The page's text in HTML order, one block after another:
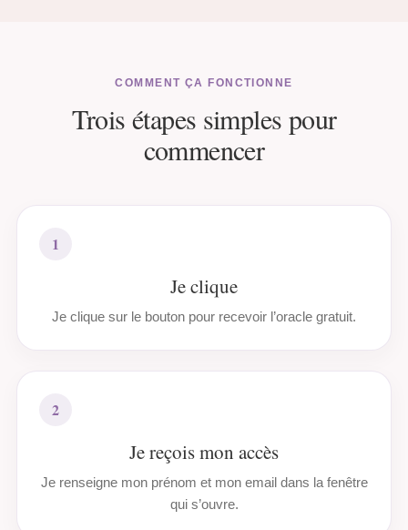
COMMENT ÇA FONCTIONNE
Trois étapes simples pour
commencer
1
Je clique
Je clique sur le bouton pour recevoir l’oracle gratuit.
2
Je reçois mon accès
Je renseigne mon prénom et mon email dans la fenêtre
qui s’ouvre.